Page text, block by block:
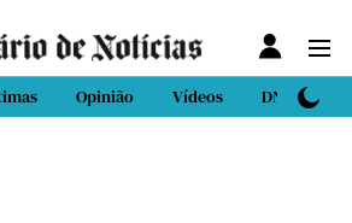
Opinião Vídeos DN Sport